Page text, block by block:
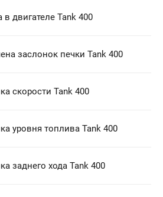
двигателе Tank 400
заслонок печки Tank 400
скорости Tank 400
уровня топлива Tank 400
заднего хода Tank 400